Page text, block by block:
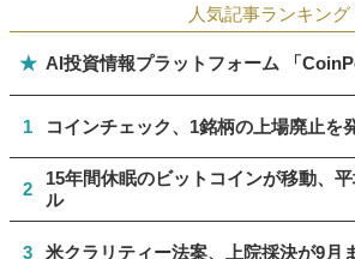
人気記事ランキング
★ AI投資情報プラットフォーム 「
1 コインチェック、1銘柄の上場廃止を
2
15年間休眠のビットコインが移動、
ル
3 米クラリティー法案、上院採決が9月